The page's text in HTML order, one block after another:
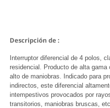
Descripción de :
Interruptor diferencial de 4 polos,
residencial. Producto de alta
alto de maniobras. Indicado para
indirectos, este diferencial
intempestivos provocados por
transitorios, maniobras bruscas, etc.